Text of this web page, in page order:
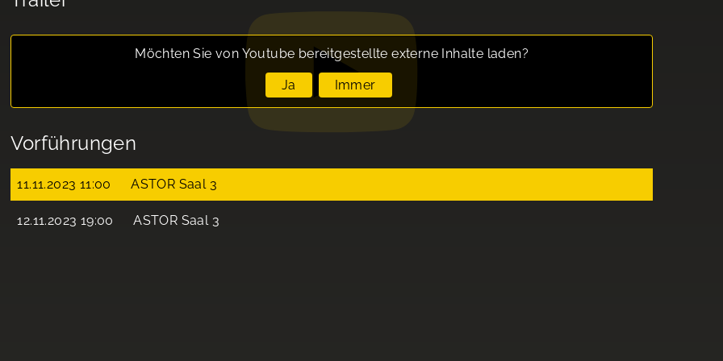
Möchten Sie von Youtube bereitgestellte externe Inhalte laden?
Ja Immer
Vorführungen
11.11.2023 11:00 ASTOR Saal 3
12.11.2023 19:00 ASTOR Saal 3